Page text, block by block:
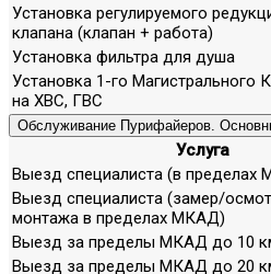
Установка регулируемого
клапана (клапан + работа)
Установка фильтра для душа
Установка 1-го Магистрального
на ХВС, ГВС
Обслуживание Пурифайеров.
Услуга
Выезд специалиста (в пределах
Выезд специалиста (замер/
монтажа в пределах МКАД)
Выезд за пределы МКАД до 10
Выезд за пределы МКАД до 20